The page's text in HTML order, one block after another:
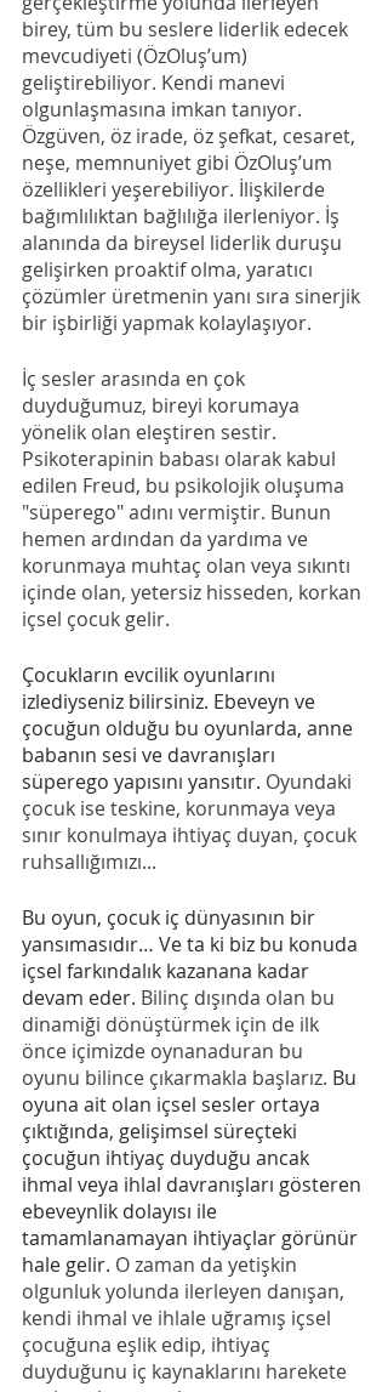
birey, tüm bu seslere liderlik edecek
mevcudiyeti (ÖzOluş’um)
geliştirebiliyor. Kendi manevi
olgunlaşmasına imkan tanıyor.
Özgüven, öz irade, öz şefkat, cesaret,
neşe, memnuniyet gibi ÖzOluş’um
özellikleri yeşerebiliyor. İlişkilerde
bağımlılıktan bağlılığa ilerleniyor. İş
alanında da bireysel liderlik duruşu
gelişirken proaktif olma, yaratıcı
çözümler üretmenin yanı sıra sinerjik
bir işbirliği yapmak kolaylaşıyor.
İç sesler arasında en çok
duyduğumuz, bireyi korumaya
yönelik olan eleştiren sestir.
Psikoterapinin babası olarak kabul
edilen Freud, bu psikolojik oluşuma
"süperego" adını vermiştir. Bunun
hemen ardından da yardıma ve
korunmaya muhtaç olan veya sıkıntı
içinde olan, yetersiz hisseden, korkan
içsel çocuk gelir.
Çocukların evcilik oyunlarını
izlediyseniz bilirsiniz. Ebeveyn ve
çocuğun olduğu bu oyunlarda, anne
babanın sesi ve davranışları
süperego yapısını yansıtır. Oyundaki
çocuk ise teskine, korunmaya veya
sınır konulmaya ihtiyaç duyan, çocuk
ruhsallığımızı...
Bu oyun, çocuk iç dünyasının bir
yansımasıdır… Ve ta ki biz bu konuda
içsel farkındalık kazanana kadar
devam eder. Bilinç dışında olan bu
dinamiği dönüştürmek için de ilk
önce içimizde oynanaduran bu
oyunu bilince çıkarmakla başlarız. Bu
oyuna ait olan içsel sesler ortaya
çıktığında, gelişimsel süreçteki
çocuğun ihtiyaç duyduğu ancak
ihmal veya ihlal davranışları gösteren
ebeveynlik dolayısı ile
tamamlanamayan ihtiyaçlar görünür
hale gelir. O zaman da yetişkin
olgunluk yolunda ilerleyen danışan,
kendi ihmal ve ihlale uğramış içsel
çocuğuna eşlik edip, ihtiyaç
duyduğunu iç kaynaklarını harekete